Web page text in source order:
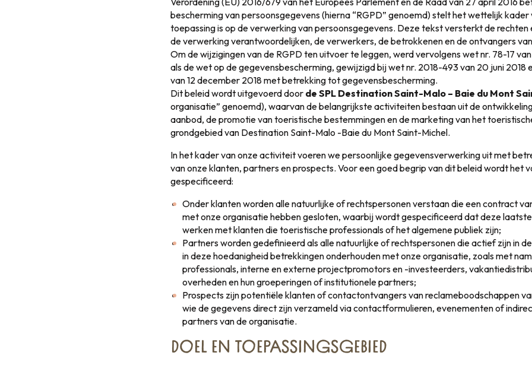
bescherming van persoonsgegevens (hierna “RGPD” genoemd) stelt het wettelijk
toepassing is op de verwerking van persoonsgegevens. Deze tekst versterkt de rechten
de verwerking verantwoordelijken, de verwerkers, de betrokkenen en de ontvangers
Om de wijzigingen van de RGPD ten uitvoer te leggen, werd vervolgens wet nr. 78-17
als de wet op de gegevensbescherming, gewijzigd bij wet nr. 2018-493 van 20 juni 2018
van 12 december 2018 met betrekking tot gegevensbescherming.
Dit beleid wordt uitgevoerd door de SPL Destination Saint-Malo – Baie du Mont
organisatie” genoemd), waarvan de belangrijkste activiteiten bestaan uit de
aanbod, de promotie van toeristische bestemmingen en de marketing van het
grondgebied van Destination Saint-Malo -Baie du Mont Saint-Michel.
In het kader van onze activiteit voeren we persoonlijke gegevensverwerking uit met
van onze klanten, partners en prospects. Voor een goed begrip van dit beleid wordt het
gespecificeerd:
Onder klanten worden alle natuurlijke of rechtspersonen verstaan die een contract
met onze organisatie hebben gesloten, waarbij wordt gespecificeerd dat deze
werken met klanten die toeristische professionals of het algemene publiek zijn;
Partners worden gedefinieerd als alle natuurlijke of rechtspersonen die actief zijn in
in deze hoedanigheid betrekkingen onderhouden met onze organisatie, zoals met
professionals, interne en externe projectpromotors en -investeerders,
overheden en hun groeperingen of institutionele partners;
Prospects zijn potentiële klanten of contactontvangers van reclameboodschappen
wie de gegevens direct zijn verzameld via contactformulieren, evenementen of
partners van de organisatie.
DOEL EN TOEPASSINGSGEBIED